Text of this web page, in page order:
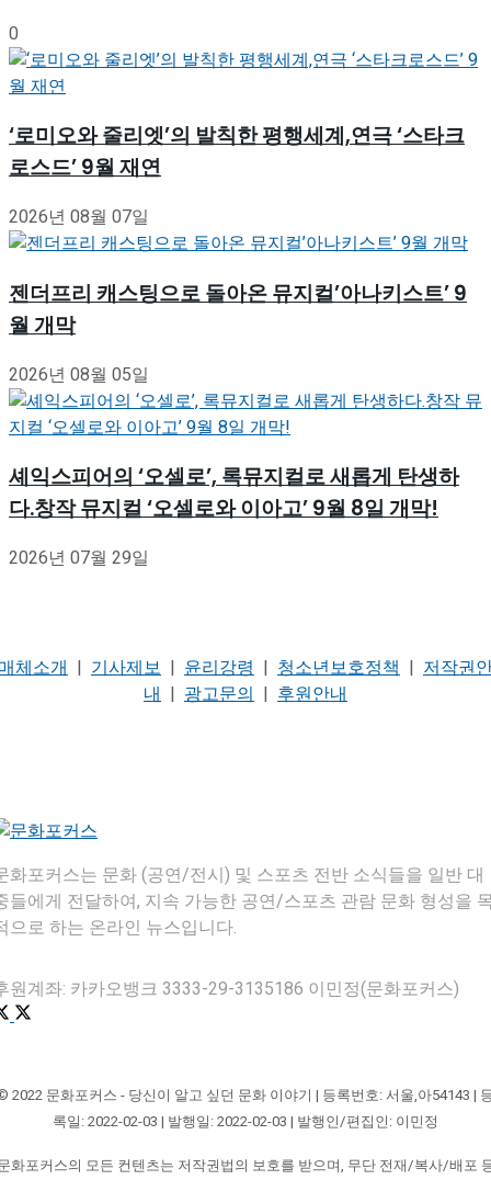
0
‘로미오와 줄리엣’의 발칙한 평행세계,연극 ‘스타크
로스드’ 9월 재연
2026년 08월 07일
젠더프리 캐스팅으로 돌아온 뮤지컬’아나키스트’ 9
월 개막
2026년 08월 05일
셰익스피어의 ‘오셀로’, 록뮤지컬로 새롭게 탄생하
다.창작 뮤지컬 ‘오셀로와 이아고’ 9월 8일 개막!
2026년 07월 29일
체소개 | 기사제보 | 윤리강령 | 청소년보호정책 | 저작권
내 | 광고문의 | 후원안내
화포커스는 문화 (공연/전시) 및 스포츠 전반 소식들을 일반 대
들에게 전달하여, 지속 가능한 공연/스포츠 관람 문화 형성을
으로 하는 온라인 뉴스입니다.
원계좌: 카카오뱅크 3333-29-3135186 이민정(문화포커스)
2022 문화포커스 - 당신이 알고 싶던 문화 이야기 | 등록번호: 서울,아54143 |
록일: 2022-02-03 | 발행일: 2022-02-03 | 발행인/편집인: 이민정
화포커스의 모든 컨텐츠는 저작권법의 보호를 받으며, 무단 전재/복사/배포